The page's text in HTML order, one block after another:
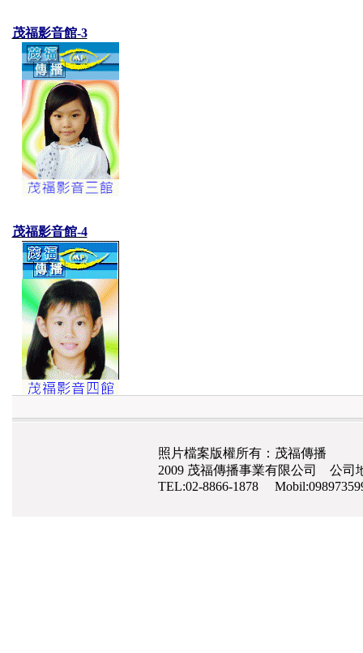
茂福影音館-3
茂福影音館-4
照片檔案版權所有：茂福傳播
2009 茂福傳播事業有限公司 公司
TEL:02-8866-1878